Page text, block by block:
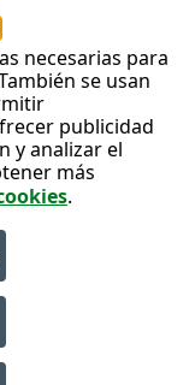
necesarias para
se usan
publicidad
y analizar el
más
.